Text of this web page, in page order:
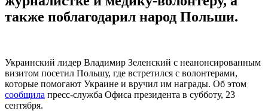
также поблагодарил народ Польши.
Украинский лидер Владимир Зеленский с неанонсированным
визитом посетил Польшу, где встретился с волонтерами,
которые помогают Украине и вручил им награды. Об этом
сообщила пресс-служба Офиса президента в субботу, 23
сентября.